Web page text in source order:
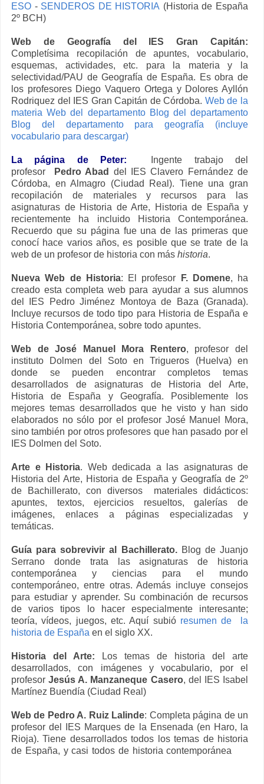
ESO - SENDEROS DE HISTORIA (Historia de España
2º BCH)
Web de Geografía del IES Gran Capitán:
Completísima recopilación de apuntes, vocabulario,
esquemas, actividades, etc. para la materia y la
selectividad/PAU de Geografía de España. Es obra de
los profesores Diego Vaquero Ortega y Dolores Ayllón
Rodriquez del IES Gran Capitán de Córdoba. Web de la
materia Web del departamento Blog del departamento
Blog del departamento para geografía (incluye
vocabulario para descargar)
La página de Peter:
Ingente trabajo del
profesor
Pedro Abad del IES Clavero Fernández de
Córdoba, en Almagro (Ciudad Real). Tiene una gran
recopilación de materiales y recursos para las
asignaturas de Historia de Arte, Historia de España y
recientemente ha incluido Historia Contemporánea.
Recuerdo que su página fue una de las primeras que
conocí hace varios años, es posible que se trate de la
web de un profesor de historia con más historia.
Nueva Web de Historia: El profesor F. Domene, ha
creado esta completa web para ayudar a sus alumnos
del IES Pedro Jiménez Montoya de Baza (Granada).
Incluye recursos de todo tipo para Historia de España e
Historia Contemporánea, sobre todo apuntes.
Web de José Manuel Mora Rentero, profesor del
instituto Dolmen del Soto en Trigueros (Huelva) en
donde se pueden encontrar completos temas
desarrollados de asignaturas de Historia del Arte,
Historia de España y Geografía. Posiblemente los
mejores temas desarrollados que he visto y han sido
elaborados no sólo por el profesor José Manuel Mora,
sino también por otros profesores que han pasado por el
IES Dolmen del Soto.
Arte e Historia. Web dedicada a las asignaturas de
Historia del Arte, Historia de España y Geografía de 2º
de Bachillerato, con diversos materiales didácticos:
apuntes, textos, ejercicios resueltos, galerías de
imágenes, enlaces a páginas especializadas y
temáticas.
Guía para sobrevivir al Bachillerato.Blog de Juanjo
Serrano donde trata las asignaturas de historia
contemporánea y ciencias para el mundo
contemporáneo, entre otras. Además incluye consejos
para estudiar y aprender. Su combinación de recursos
de varios tipos lo hacer especialmente interesante;
teoría, vídeos, juegos, etc. Aquí subió resumen de la
historia de España en el siglo XX.
Historia del Arte: Los temas de historia del arte
desarrollados, con imágenes y vocabulario, por el
profesorJesús A. Manzaneque Casero, del IES Isabel
Martínez Buendía (Ciudad Real)
Web de Pedro A. Ruiz Lalinde: Completa página de un
profesor del IES Marques de la Ensenada (en Haro, la
Rioja). Tiene desarrollados todos los temas de historia
de España, y casi todos de historia contemporánea